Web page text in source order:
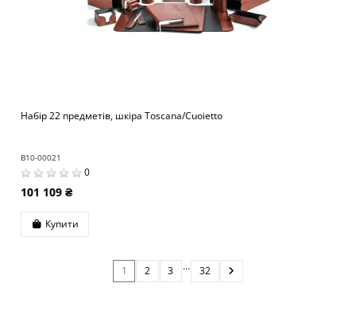
Набір 22 предметів, шкіра Toscana/Cuoietto
B10-00021
0
101 109 ₴
Купити
1 2 3 … 32